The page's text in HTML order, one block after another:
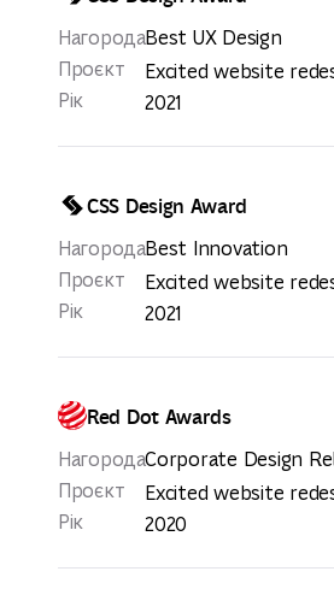
НагородаBest UX Design
Проєкт
Excited website
Рік
2021
CSS Design Award
НагородаBest Innovation
Проєкт
Excited website
Рік
2021
Red Dot Awards
НагородаCorporate Design
Проєкт
Excited website
Рік
2020